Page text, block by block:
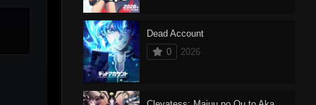
Dead Account
0
2026